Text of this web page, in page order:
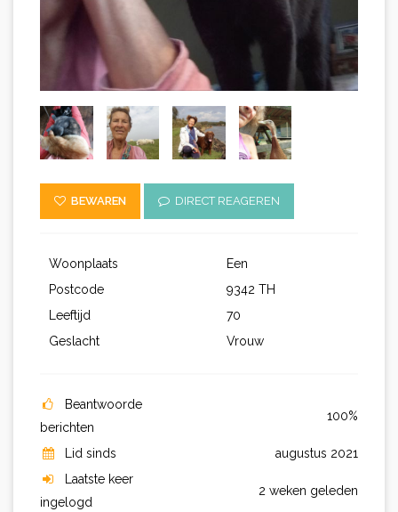
BEWAREN DIRECT REAGEREN
Woonplaats
Een
Postcode
9342 TH
Leeftijd
70
Geslacht
Vrouw
Beantwoorde
berichten
100%
Lid sinds
augustus 2021
Laatste keer
ingelogd
2 weken geleden